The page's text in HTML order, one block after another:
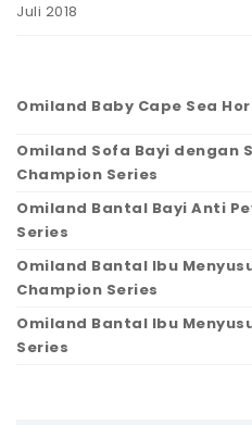
Juli 2018
Omiland Baby Cape Sea
Omiland Sofa Bayi dengan
Champion Series
Omiland Bantal Bayi Anti
Series
Omiland Bantal Ibu
Champion Series
Omiland Bantal Ibu
Series